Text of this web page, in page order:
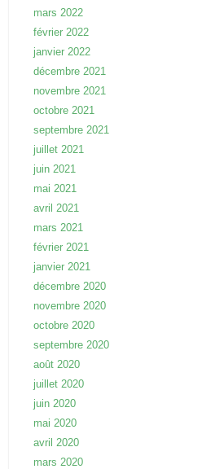
mars 2022
février 2022
janvier 2022
décembre 2021
novembre 2021
octobre 2021
septembre 2021
juillet 2021
juin 2021
mai 2021
avril 2021
mars 2021
février 2021
janvier 2021
décembre 2020
novembre 2020
octobre 2020
septembre 2020
août 2020
juillet 2020
juin 2020
mai 2020
avril 2020
mars 2020